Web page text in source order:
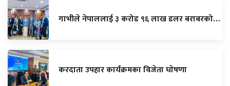
गाभीले नेपाललाई ३ करोड ९६ लाख डलर बराबरको…
करदाता उपहार कार्यक्रमका विजेता घाेषणा